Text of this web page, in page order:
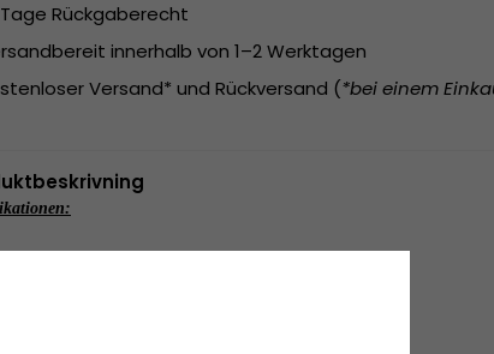
Rückgaberecht
innerhalb von 1–2 Werktagen
Versand* und Rückversand (*bei einem